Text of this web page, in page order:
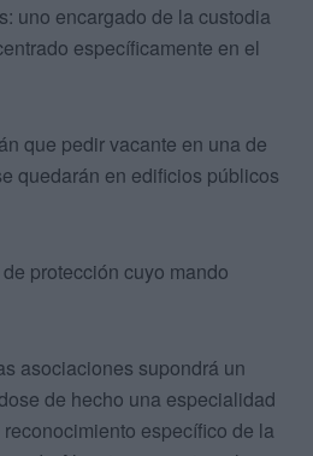
uno encargado de la custodia
específicamente en el
que pedir vacante en una de
quedarán en edificios públicos
protección cuyo mando
asociaciones supondrá un
de hecho una especialidad
específico de la